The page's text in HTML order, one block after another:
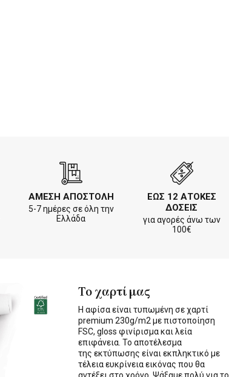
ΑΜΕΣΗ ΑΠΟΣΤΟΛΗ
5-7 ημέρες σε όλη την
Ελλάδα
ΕΩΣ 12 ΑΤΟΚΕΣ
ΔΟΣΕΙΣ
για αγορές άνω των
100€
Το χαρτί μας
Η αφίσα είναι τυπωμένη σε χαρτί
premium 230g/m2 με πιστοποίηση
FSC, gloss φινίρισμα και λεία
επιφάνεια. Το αποτέλεσμα
της εκτύπωσης είναι εκπληκτικό με
τέλεια ευκρίνεια εικόνας που θα